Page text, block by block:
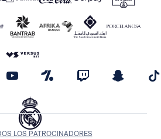
LOS PATROCINADORES